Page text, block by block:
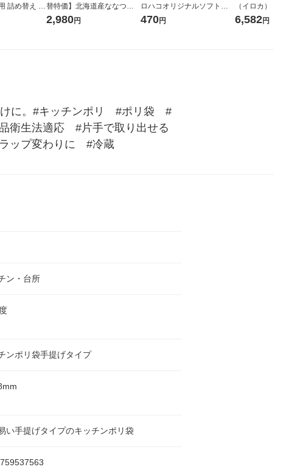
詰め替え メ
1セット
剤 花王
替特価】北海道産ななつぼ
し 無洗米 5kg 1袋 令和7年産
米 木徳神糧 オリジナル
2,980円
ロハコオリジナルソフトパ
ックティッシュ フィオナ オ
470円
（イロカ） ネ
ーの香り 柔軟
特大 1200ml
6,582円
に。#キッチンポリ　#ポリ袋　#
衛生法適応　#片手で取り出せる
ップ変わりに　#冷蔵
ン・台所
ンポリ袋手提げタイプ
い手提げタイプのキッチンポリ袋